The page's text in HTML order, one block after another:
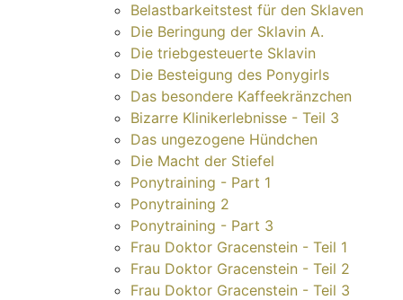
Belastbarkeitstest für den Sklaven
Die Beringung der Sklavin A.
Die triebgesteuerte Sklavin
Die Besteigung des Ponygirls
Das besondere Kaffeekränzchen
Bizarre Klinikerlebnisse - Teil 3
Das ungezogene Hündchen
Die Macht der Stiefel
Ponytraining - Part 1
Ponytraining 2
Ponytraining - Part 3
Frau Doktor Gracenstein - Teil 1
Frau Doktor Gracenstein - Teil 2
Frau Doktor Gracenstein - Teil 3